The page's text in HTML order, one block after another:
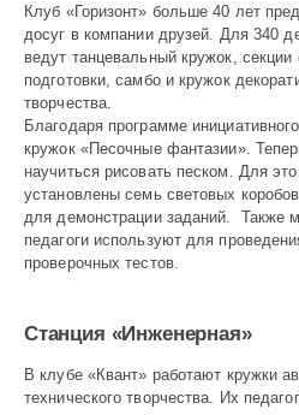
Клуб «Горизонт» больше 40 лет
досуг в компании друзей. Для 340
ведут танцевальный кружок,
подготовки, самбо и кружок
творчества.
Благодаря программе
кружок «Песочные фантазии».
научиться рисовать песком. Для
установлены семь световых
для демонстрации заданий. Также
педагоги используют для
проверочных тестов.
Станция «Инженерная»
В клубе «Квант» работают кружки
технического творчества. Их